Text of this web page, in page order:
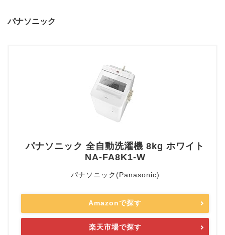
パナソニック
パナソニック 全自動洗濯機 8kg ホワイト
NA-FA8K1-W
パナソニック(Panasonic)
Amazonで探す
楽天市場で探す